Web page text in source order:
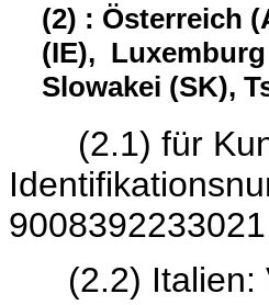
(2) : Österreich
(IE),
Slowakei (SK),
(2.1) für
9008392233021
(2.2) Italien: